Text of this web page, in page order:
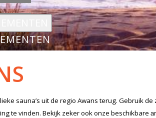
sauna’s uit de regio Awansterug. Gebruik de
te vinden. Bekijk zeker ook onze beschikbare